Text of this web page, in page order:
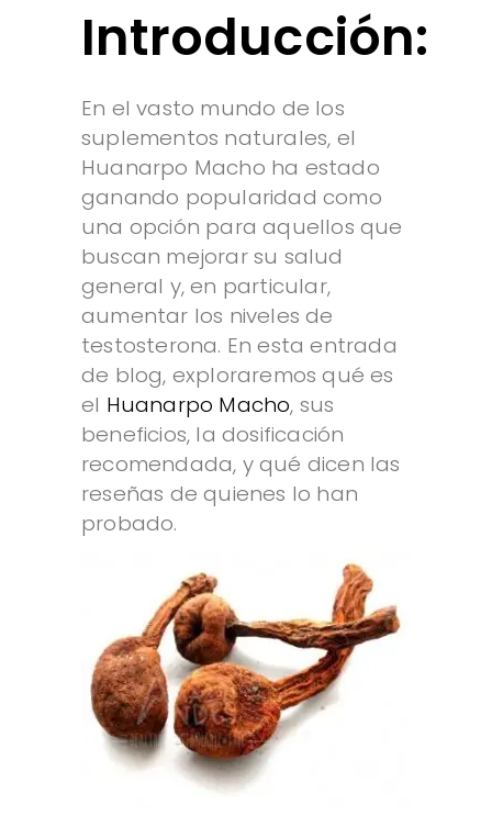
Introducción:
En el vasto mundo de los
suplementos naturales, el
Huanarpo Macho ha estado
ganando popularidad como
una opción para aquellos que
buscan mejorar su salud
general y, en particular,
aumentar los niveles de
testosterona. En esta entrada
de blog, exploraremos qué es
el Huanarpo Macho, sus
beneficios, la dosificación
recomendada, y qué dicen las
reseñas de quienes lo han
probado.